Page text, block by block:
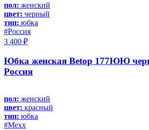
пол: женский
цвет: черный
тип: юбка
#Россия
3 400 ₽
Юбка женская Betop 177ЮЮ
Россия
пол: женский
цвет: красный
тип: юбка
#Mexx